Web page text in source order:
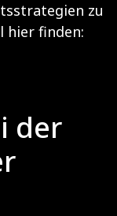
zu
hier finden:
der